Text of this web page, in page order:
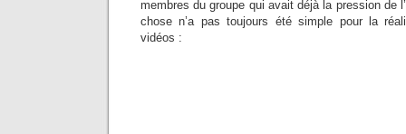
membres du groupe qui avait déjà la pression de
chose n’a pas toujours été simple pour la
vidéos :